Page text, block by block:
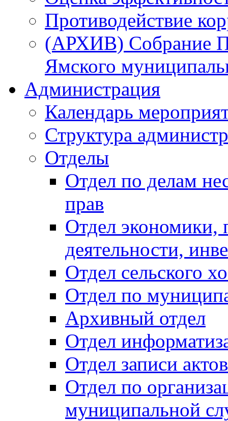
Противодействие
(АРХИВ) Собрание
Ямского
Администрация
Календарь
Структура
Отделы
Отдел по делам
прав
Отдел экономики,
деятельности,
Отдел сельского
Отдел по
Архивный отдел
Отдел
Отдел записи
Отдел по
муниципальной